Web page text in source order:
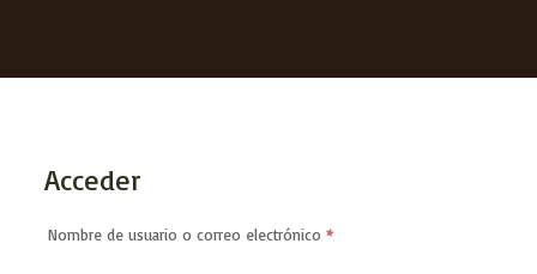
Acceder
Nombre de usuario o correo electrónico *Obligatorio